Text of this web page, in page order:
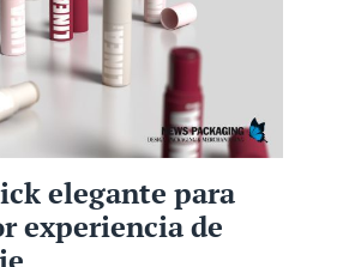
elegante para
experiencia de